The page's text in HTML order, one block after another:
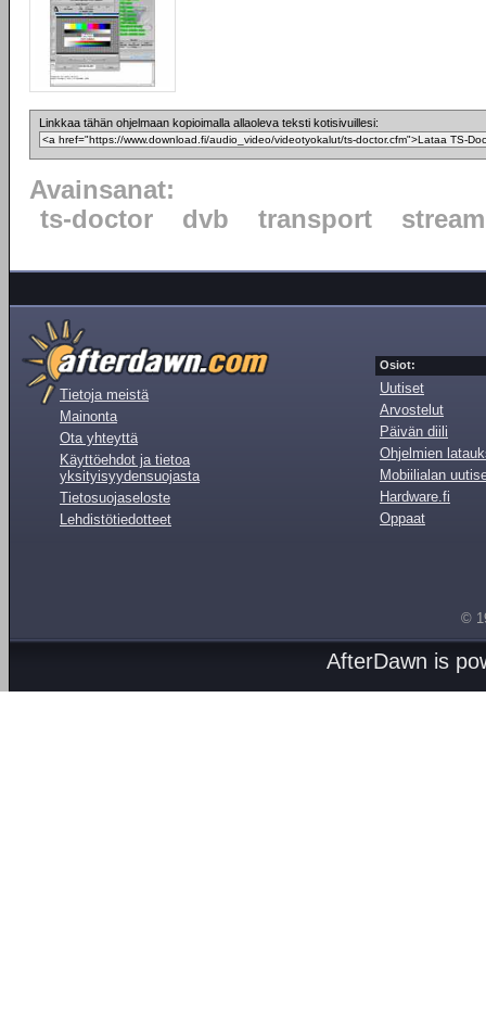
Linkkaa tähän ohjelmaan kopioimalla allaoleva teksti kotisivuillesi:
Avainsanat:
ts-doctor
dvb transport stream
Tietoja meistä
Mainonta
Ota yhteyttä
Käyttöehdot ja tietoa
yksityisyydensuojasta
Tietosuojaseloste
Lehdistötiedotteet
Osiot:
Uutiset
Arvostelut
Päivän diili
Ohjelmien
Mobiilialan
Hardware.fi
Oppaat
©
AfterDawn is